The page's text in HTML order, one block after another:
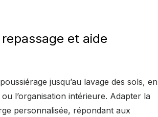
et aide
jusqu’au lavage des sols, en
ou l’organisation intérieure. Adapter la
personnalisée, répondant aux